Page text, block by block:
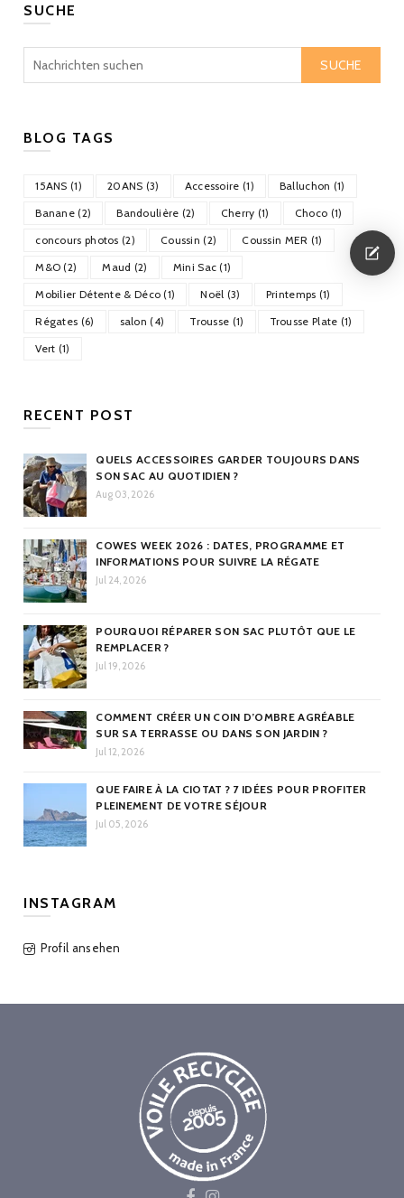
SUCHE
SUCHE
BLOG TAGS
15ANS (1) 20ANS (3) Accessoire (1)
Balluchon (1)
Banane (2)
Bandoulière (2) Cherry (1)
Choco (1)
concours photos (2)
Coussin (2)
Coussin MER (1)
M&O (2)
Maud (2)
Mini Sac (1)
Mobilier Détente & Déco (1)
Noël (3)
Printemps (1)
Régates (6)
salon (4) Trousse (1)
Trousse Plate (1)
Vert (1)
RECENT POST
QUELS ACCESSOIRES GARDER TOUJOURS DANS
SON SAC AU QUOTIDIEN ?
Aug 03, 2026
COWES WEEK 2026 : DATES, PROGRAMME ET
INFORMATIONS POUR SUIVRE LA RÉGATE
Jul 24, 2026
POURQUOI RÉPARER SON SAC PLUTÔT QUE LE
REMPLACER ?
Jul 19, 2026
COMMENT CRÉER UN COIN D’OMBRE AGRÉABLE
SUR SA TERRASSE OU DANS SON JARDIN ?
Jul 12, 2026
QUE FAIRE À LA CIOTAT ? 7 IDÉES POUR PROFITER
PLEINEMENT DE VOTRE SÉJOUR
Jul 05, 2026
INSTAGRAM
Profil ansehen